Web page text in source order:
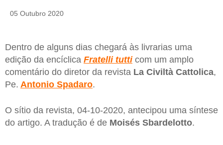
05 Outubro 2020
Dentro de alguns dias chegará às livrarias uma
edição da encíclica Fratelli tutticom um amplo
comentário do diretor da revista La Civiltà Cattolica,
Pe. Antonio Spadaro.
O sítio da revista, 04-10-2020, antecipou uma síntese
do artigo. A tradução é de Moisés Sbardelotto.